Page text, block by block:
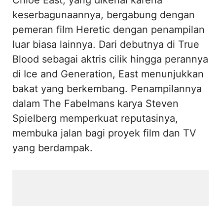
keserbagunaannya, bergabung dengan
pemeran film Heretic dengan penampilan
luar biasa lainnya. Dari debutnya di True
Blood sebagai aktris cilik hingga perannya
di Ice and Generation, East menunjukkan
bakat yang berkembang. Penampilannya
dalam The Fabelmans karya Steven
Spielberg memperkuat reputasinya,
membuka jalan bagi proyek film dan TV
yang berdampak.